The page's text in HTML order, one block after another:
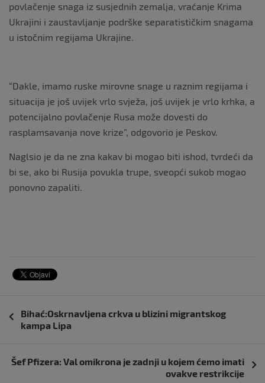
povlačenje snaga iz susjednih zemalja, vraćanje Krima
Ukrajini i zaustavljanje podrške separatističkim snagama
u istočnim regijama Ukrajine.
“Dakle, imamo ruske mirovne snage u raznim regijama i
situacija je još uvijek vrlo svježa, još uvijek je vrlo krhka, a
potencijalno povlačenje Rusa može dovesti do
rasplamsavanja nove krize”, odgovorio je Peskov.
Naglsio je da ne zna kakav bi mogao biti ishod, tvrdeći da
bi se, ako bi Rusija povukla trupe, sveopći sukob mogao
ponovno zapaliti.
objava
Bihać:Oskrnavljena crkva u blizini migrantskog
kampa Lipa
Šef Pfizera: Val omikrona je zadnji u kojem ćemo imati
ovakve restrikcije